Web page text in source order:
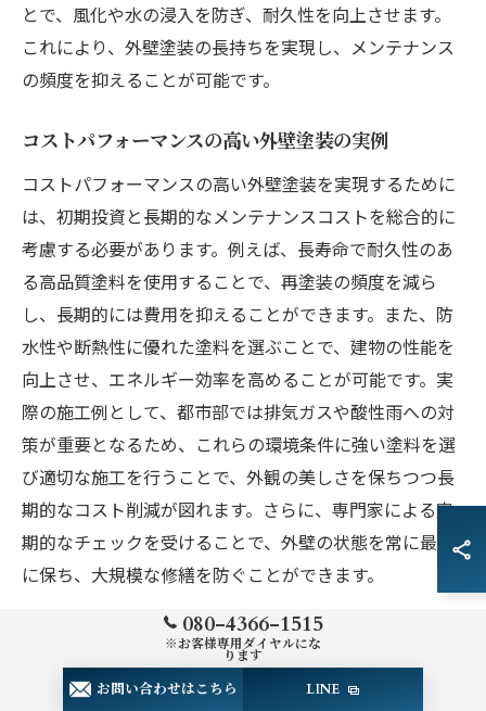
とで、風化や水の浸入を防ぎ、耐久性を向上させます。
これにより、外壁塗装の長持ちを実現し、メンテナンス
の頻度を抑えることが可能です。
コストパフォーマンスの高い外壁塗装の実例
コストパフォーマンスの高い外壁塗装を実現するために
は、初期投資と長期的なメンテナンスコストを総合的に
考慮する必要があります。例えば、長寿命で耐久性のあ
る高品質塗料を使用することで、再塗装の頻度を減ら
し、長期的には費用を抑えることができます。また、防
水性や断熱性に優れた塗料を選ぶことで、建物の性能を
向上させ、エネルギー効率を高めることが可能です。実
際の施工例として、都市部では排気ガスや酸性雨への対
策が重要となるため、これらの環境条件に強い塗料を選
び適切な施工を行うことで、外観の美しさを保ちつつ長
期的なコスト削減が図れます。さらに、専門家による定
期的なチェックを受けることで、外壁の状態を常に最良
に保ち、大規模な修繕を防ぐことができます。
塗装後のメンテナンス戦略とその効果
外壁塗装を行った後のメンテナンス戦略は、建物の寿命
080-4366-1515
※お客様専用ダイヤルにな
ります
お問い合わせはこちら LINE